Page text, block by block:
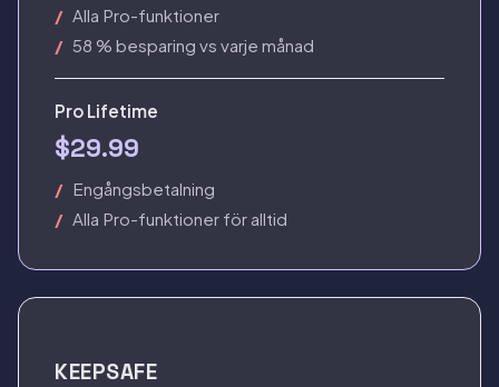
Alla Pro-funktioner
58 % besparing vs varje månad
Pro Lifetime
$29.99
Engångsbetalning
Alla Pro-funktioner för alltid
KEEPSAFE